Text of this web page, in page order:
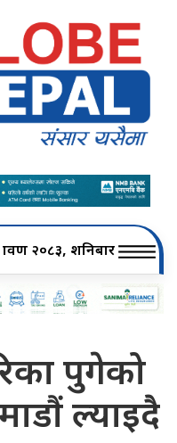
२०८३, शनिबार
पुगेको
ल्याइदै